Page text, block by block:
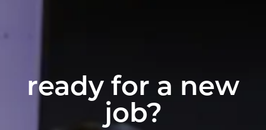
ready for a new
job?